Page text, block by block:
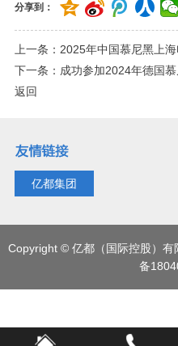
分享到：
上一条：2025年中国慕尼黑上
下一条：成功参加2024年德国
返回
亿都集团
Copyright © 亿都（国际控股）
备